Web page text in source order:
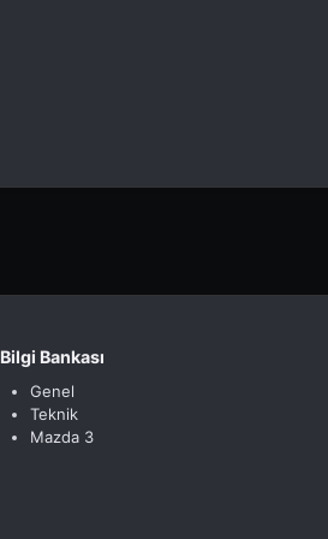
Bilgi Bankası
Genel
Teknik
Mazda 3